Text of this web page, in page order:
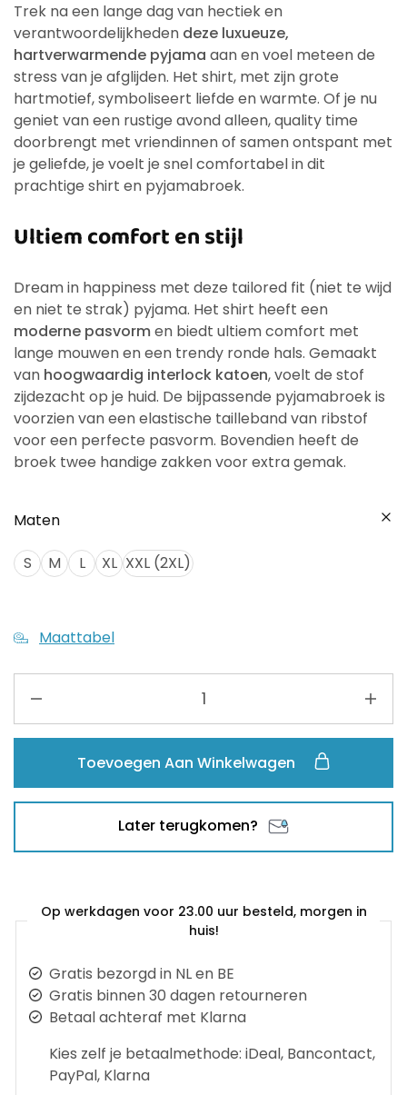
Trek na een lange dag van hectiek en
verantwoordelijkheden deze luxueuze,
hartverwarmende pyjama aan en voel meteen de
stress van je afglijden. Het shirt, met zijn grote
hartmotief, symboliseert liefde en warmte. Of je nu
geniet van een rustige avond alleen, quality time
doorbrengt met vriendinnen of samen ontspant met
je geliefde, je voelt je snel comfortabel in dit
prachtige shirt en pyjamabroek.
Ultiem comfort en stijl
Dream in happiness met deze tailored fit (niet te wijd
en niet te strak) pyjama. Het shirt heeft een
moderne pasvormen biedt ultiem comfort met
lange mouwen en een trendy ronde hals. Gemaakt
van hoogwaardig interlock katoen, voelt de stof
zijdezacht op je huid. De bijpassende pyjamabroek is
voorzien van een elastische tailleband van ribstof
voor een perfecte pasvorm. Bovendien heeft de
broek twee handige zakken voor extra gemak.
Maten
S M L XL XXL (2XL)
Maattabel
Toevoegen Aan Winkelwagen
Later terugkomen?
Op werkdagen voor 23.00 uur besteld, morgen in
huis!
Gratis bezorgd in NL en BE
Gratis binnen 30 dagen retourneren
Betaal achteraf met Klarna
Kies zelf je betaalmethode: iDeal, Bancontact,
PayPal, Klarna